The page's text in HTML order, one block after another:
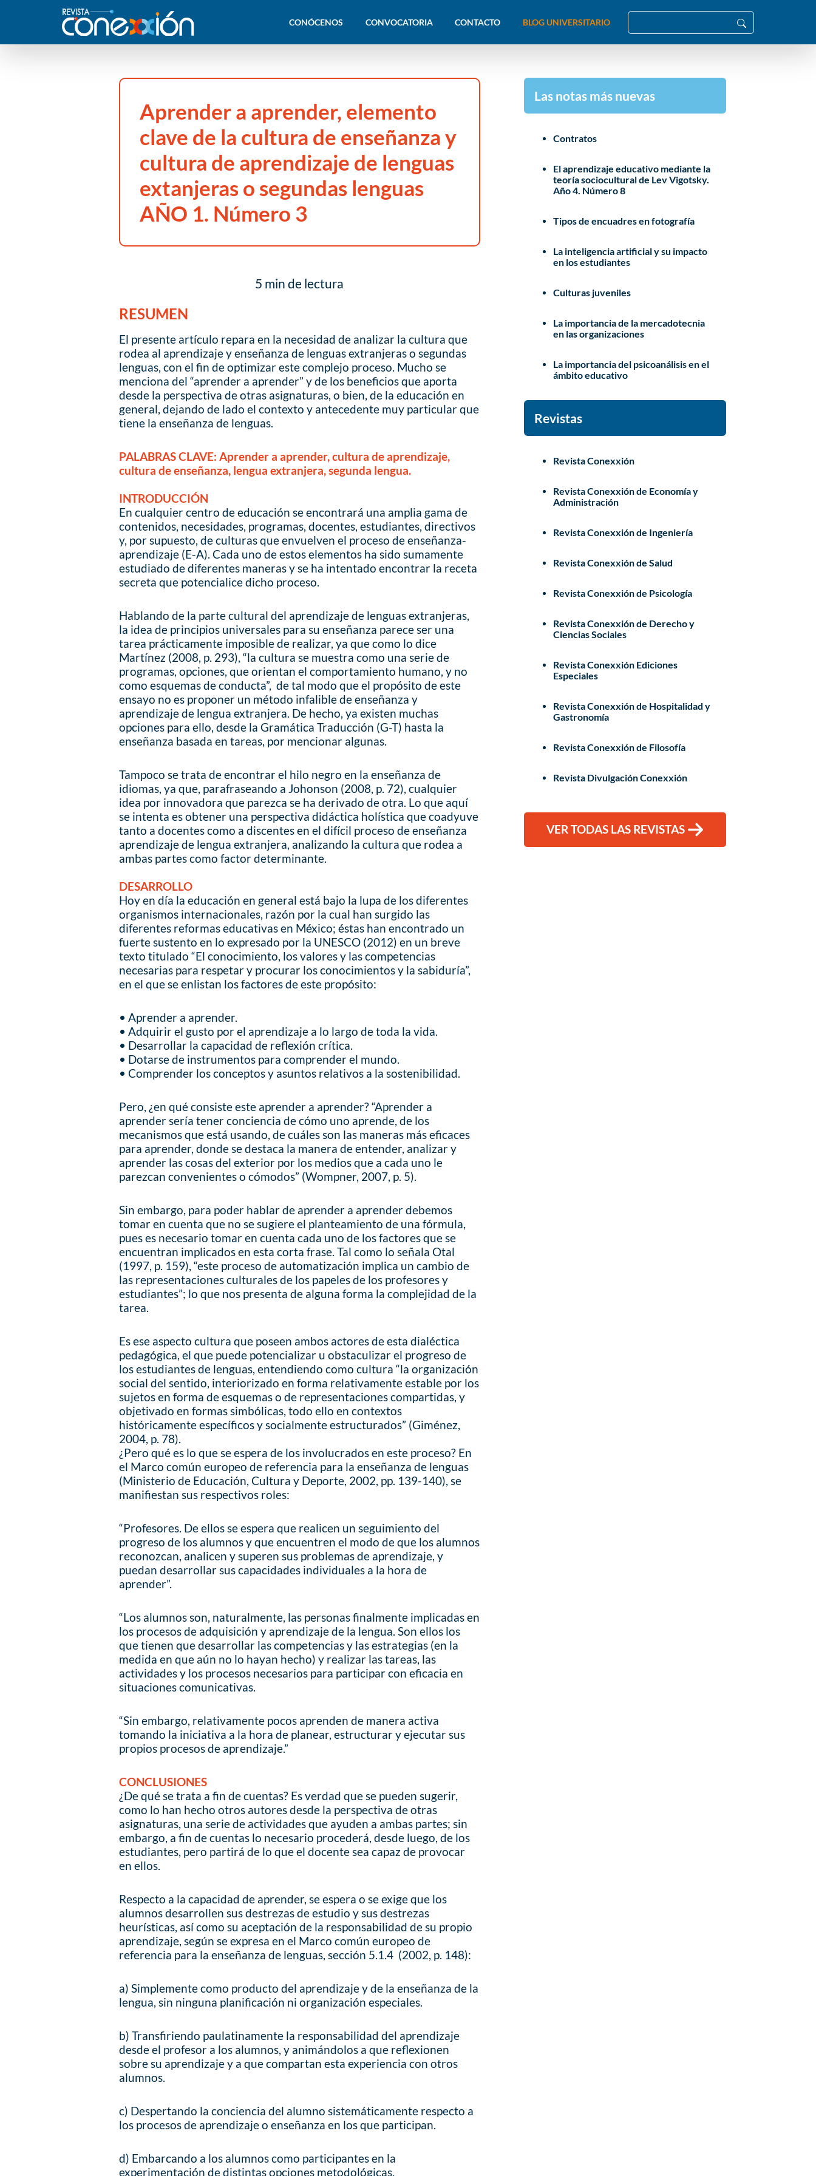
CONÓCENOS CONVOCATORIA CONTACTO BLOG UNIVERSITARIO
Aprender a aprender, elemento
clave de la cultura de enseñanza y
cultura de aprendizaje de lenguas
extanjeras o segundas lenguas
AÑO 1. Número 3
5 min de lectura
RESUMEN
El presente artículo repara en la necesidad de analizar la cultura que
rodea al aprendizaje y enseñanza de lenguas extranjeras o segundas
lenguas, con el fin de optimizar este complejo proceso. Mucho se
menciona del “aprender a aprender” y de los beneficios que aporta
desde la perspectiva de otras asignaturas, o bien, de la educación en
general, dejando de lado el contexto y antecedente muy particular que
tiene la enseñanza de lenguas.
PALABRAS CLAVE: Aprender a aprender, cultura de aprendizaje,
cultura de enseñanza, lengua extranjera, segunda lengua.
INTRODUCCIÓN
En cualquier centro de educación se encontrará una amplia gama de
contenidos, necesidades, programas, docentes, estudiantes, directivos
y, por supuesto, de culturas que envuelven el proceso de enseñanza-
aprendizaje (E-A). Cada uno de estos elementos ha sido sumamente
estudiado de diferentes maneras y se ha intentado encontrar la receta
secreta que potencialice dicho proceso.
Hablando de la parte cultural del aprendizaje de lenguas extranjeras,
la idea de principios universales para su enseñanza parece ser una
tarea prácticamente imposible de realizar, ya que como lo dice
Martínez (2008, p. 293), “la cultura se muestra como una serie de
programas, opciones, que orientan el comportamiento humano, y no
como esquemas de conducta”, de tal modo que el propósito de este
ensayo no es proponer un método infalible de enseñanza y
aprendizaje de lengua extranjera. De hecho, ya existen muchas
opciones para ello, desde la Gramática Traducción (G-T) hasta la
enseñanza basada en tareas, por mencionar algunas.
Tampoco se trata de encontrar el hilo negro en la enseñanza de
idiomas, ya que, parafraseando a Johonson (2008, p. 72), cualquier
idea por innovadora que parezca se ha derivado de otra. Lo que aquí
se intenta es obtener una perspectiva didáctica holística que coadyuve
tanto a docentes como a discentes en el difícil proceso de enseñanza
aprendizaje de lengua extranjera, analizando la cultura que rodea a
ambas partes como factor determinante.
DESARROLLO
Hoy en día la educación en general está bajo la lupa de los diferentes
organismos internacionales, razón por la cual han surgido las
diferentes reformas educativas en México; éstas han encontrado un
fuerte sustento en lo expresado por la UNESCO (2012) en un breve
texto titulado “El conocimiento, los valores y las competencias
necesarias para respetar y procurar los conocimientos y la sabiduría”,
en el que se enlistan los factores de este propósito:
• Aprender a aprender.
• Adquirir el gusto por el aprendizaje a lo largo de toda la vida.
• Desarrollar la capacidad de reflexión crítica.
• Dotarse de instrumentos para comprender el mundo.
• Comprender los conceptos y asuntos relativos a la sostenibilidad.
Pero, ¿en qué consiste este aprender a aprender? “Aprender a
aprender sería tener conciencia de cómo uno aprende, de los
mecanismos que está usando, de cuáles son las maneras más eficaces
para aprender, donde se destaca la manera de entender, analizar y
aprender las cosas del exterior por los medios que a cada uno le
parezcan convenientes o cómodos” (Wompner, 2007, p. 5).
Sin embargo, para poder hablar de aprender a aprender debemos
tomar en cuenta que no se sugiere el planteamiento de una fórmula,
pues es necesario tomar en cuenta cada uno de los factores que se
encuentran implicados en esta corta frase. Tal como lo señala Otal
(1997, p. 159), “este proceso de automatización implica un cambio de
las representaciones culturales de los papeles de los profesores y
estudiantes”; lo que nos presenta de alguna forma la complejidad de la
tarea.
Es ese aspecto cultura que poseen ambos actores de esta dialéctica
pedagógica, el que puede potencializar u obstaculizar el progreso de
los estudiantes de lenguas, entendiendo como cultura “la organización
social del sentido, interiorizado en forma relativamente estable por los
sujetos en forma de esquemas o de representaciones compartidas, y
objetivado en formas simbólicas, todo ello en contextos
históricamente específicos y socialmente estructurados” (Giménez,
2004, p. 78).
¿Pero qué es lo que se espera de los involucrados en este proceso? En
el Marco común europeo de referencia para la enseñanza de lenguas
(Ministerio de Educación, Cultura y Deporte, 2002, pp. 139-140), se
manifiestan sus respectivos roles:
“Profesores. De ellos se espera que realicen un seguimiento del
progreso de los alumnos y que encuentren el modo de que los alumnos
reconozcan, analicen y superen sus problemas de aprendizaje, y
puedan desarrollar sus capacidades individuales a la hora de
aprender”.
“Los alumnos son, naturalmente, las personas finalmente implicadas en
los procesos de adquisición y aprendizaje de la lengua. Son ellos los
que tienen que desarrollar las competencias y las estrategias (en la
medida en que aún no lo hayan hecho) y realizar las tareas, las
actividades y los procesos necesarios para participar con eficacia en
situaciones comunicativas.
“Sin embargo, relativamente pocos aprenden de manera activa
tomando la iniciativa a la hora de planear, estructurar y ejecutar sus
propios procesos de aprendizaje.”
CONCLUSIONES
¿De qué se trata a fin de cuentas? Es verdad que se pueden sugerir,
como lo han hecho otros autores desde la perspectiva de otras
asignaturas, una serie de actividades que ayuden a ambas partes; sin
embargo, a fin de cuentas lo necesario procederá, desde luego, de los
estudiantes, pero partirá de lo que el docente sea capaz de provocar
en ellos.
Respecto a la capacidad de aprender, se espera o se exige que los
alumnos desarrollen sus destrezas de estudio y sus destrezas
heurísticas, así como su aceptación de la responsabilidad de su propio
aprendizaje, según se expresa en el Marco común europeo de
referencia para la enseñanza de lenguas, sección 5.1.4 (2002, p. 148):
a) Simplemente como producto del aprendizaje y de la enseñanza de la
lengua, sin ninguna planificación ni organización especiales.
b) Transfiriendo paulatinamente la responsabilidad del aprendizaje
desde el profesor a los alumnos, y animándolos a que reflexionen
sobre su aprendizaje y a que compartan esta experiencia con otros
alumnos.
c) Despertando la conciencia del alumno sistemáticamente respecto a
los procesos de aprendizaje o enseñanza en los que participan.
d) Embarcando a los alumnos como participantes en la
experimentación de distintas opciones metodológicas.
Las notas más nuevas
Contratos
El aprendizaje educativo mediante la
teoría sociocultural de Lev Vigotsky.
Año 4. Número 8
Tipos de encuadres en fotografía
La inteligencia artificial y su impacto
en los estudiantes
Culturas juveniles
La importancia de la mercadotecnia
en las organizaciones
La importancia del psicoanálisis en el
ámbito educativo
Revistas
Revista Conexxión
Revista Conexxión de Economía y
Administración
Revista Conexxión de Ingeniería
Revista Conexxión de Salud
Revista Conexxión de Psicología
Revista Conexxión de Derecho y
Ciencias Sociales
Revista Conexxión Ediciones
Especiales
Revista Conexxión de Hospitalidad y
Gastronomía
Revista Conexxión de Filosofía
Revista Divulgación Conexxión
VER TODAS LAS REVISTAS